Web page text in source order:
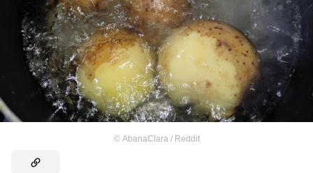
© AbanaClara / Reddit